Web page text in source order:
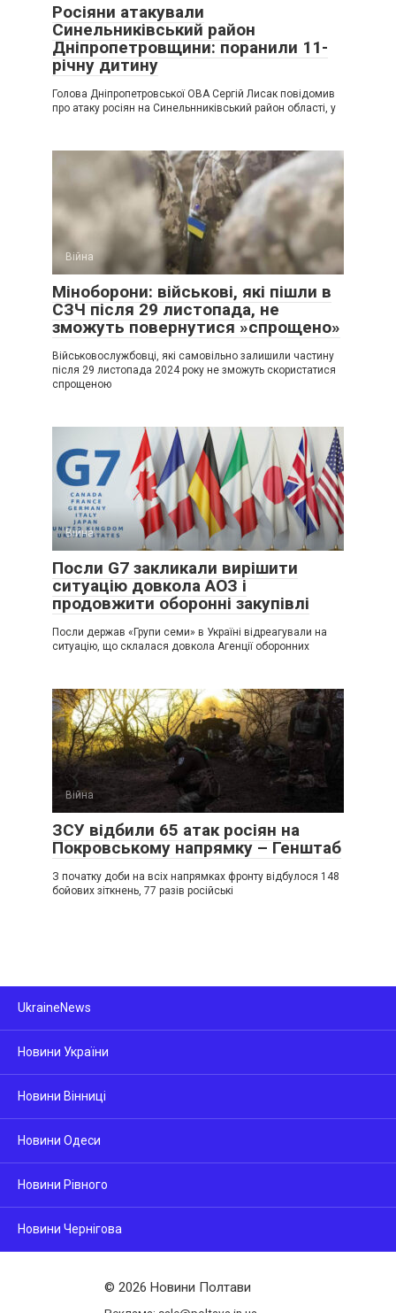
Росіяни атакували
Синельниківський район
Дніпропетровщини: поранили 11-
річну дитину
Голова Дніпропетровської ОВА Сергій Лисак повідомив
про атаку росіян на Синельнниківський район області, у
Війна
Міноборони: військові, які пішли в
СЗЧ після 29 листопада, не
зможуть повернутися »спрощено»
Військовослужбовці, які самовільно залишили частину
після 29 листопада 2024 року не зможуть скористатися
спрощеною
Війна
Посли G7 закликали вирішити
ситуацію довкола АОЗ і
продовжити оборонні закупівлі
Посли держав «Групи семи» в Україні відреагували на
ситуацію, що склалася довкола Агенції оборонних
Війна
ЗСУ відбили 65 атак росіян на
Покровському напрямку – Генштаб
З початку доби на всіх напрямках фронту відбулося 148
бойових зіткнень, 77 разів російські
UkraineNews
Новини України
Новини Вінниці
Новини Одеси
Новини Рівного
Новини Чернігова
© 2026 Новини Полтави